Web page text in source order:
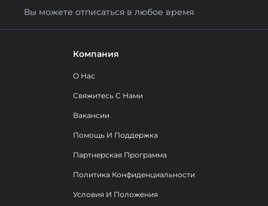
Вы можете отписаться в любое время
Компания
О Нас
Свяжитесь С Нами
Вакансии
Помощь И Поддержка
Партнерская Программа
Политика Конфиденциальности
Условия И Положения